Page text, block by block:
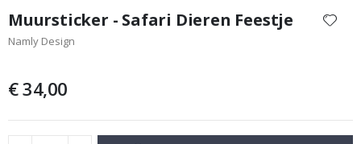
het
begin
afbeeldingen-
Muursticker - Safari Dieren Feestje
Namly Design
€ 34,00